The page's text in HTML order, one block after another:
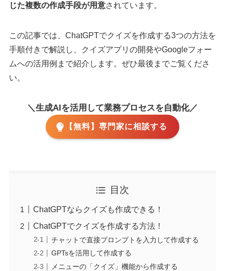
じた複数の作成手段が用意されています。
この記事では、ChatGPTでクイズを作成する3つの方法を
手順付きで解説し、クイズアプリの開発やGoogleフォー
ムへの活用例まで紹介します。ぜひ最後までご覧くださ
い。
＼生成AIを活用して業務プロセスを自動化／
【無料】専門家に相談する
目次
ChatGPTならクイズも作成できる！
ChatGPTでクイズを作成する方法！
チャットで直接プロンプトを入力して作成する
GPTsを活用して作成する
メニューの「クイズ」機能から作成する